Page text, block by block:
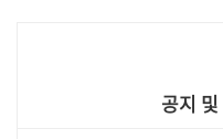
공지